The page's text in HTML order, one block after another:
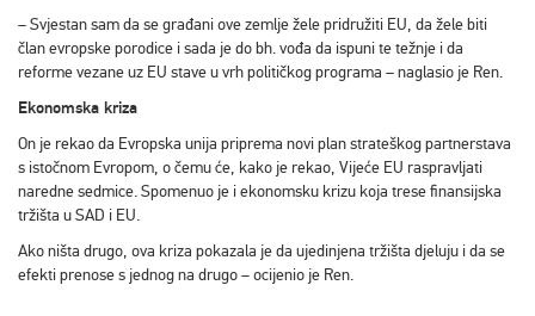
– Svjestan sam da se građani ove zemlje žele pridružiti EU, da žele biti
član evropske porodice i sada je do bh. vođa da ispuni te težnje i da
reforme vezane uz EU stave u vrh političkog programa – naglasio je Ren.
Ekonomska kriza
On je rekao da Evropska unija priprema novi plan strateškog partnerstava
s istočnom Evropom, o čemu će, kako je rekao, Vijeće EU raspravljati
naredne sedmice. Spomenuo je i ekonomsku krizu koja trese finansijska
tržišta u SAD i EU.
Ako ništa drugo, ova kriza pokazala je da ujedinjena tržišta djeluju i da se
efekti prenose s jednog na drugo – ocijenio je Ren.